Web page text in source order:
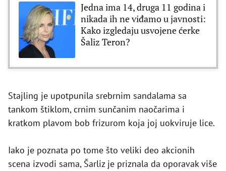
Jedna ima 14, druga 11 godina i
nikada ih ne viđamo u javnosti:
Kako izgledaju usvojene ćerke
Šaliz Teron?
Stajling je upotpunila srebrnim sandalama sa
tankom štiklom, crnim sunčanim naočarima i
kratkom plavom bob frizurom koja joj uokviruje lice.
Iako je poznata po tome što veliki deo akcionih
scena izvodi sama, Šarliz je priznala da oporavak više